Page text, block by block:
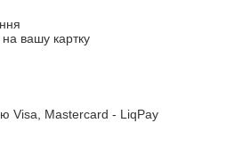
вашу картку
Visa, Mastercard - LiqPay